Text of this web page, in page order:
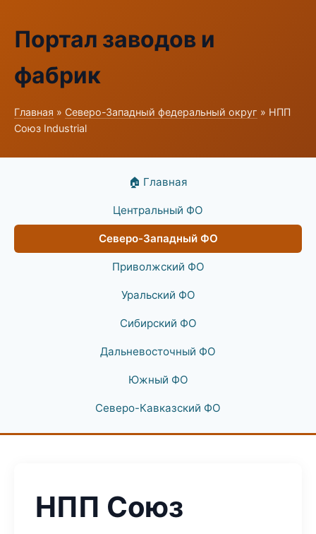
Портал заводов и
фабрик
Главная » Северо-Западный федеральный округ » НПП
Союз Industrial
🏠 Главная
Центральный ФО
Северо-Западный ФО
Приволжский ФО
Уральский ФО
Сибирский ФО
Дальневосточный ФО
Южный ФО
Северо-Кавказский ФО
НПП Союз